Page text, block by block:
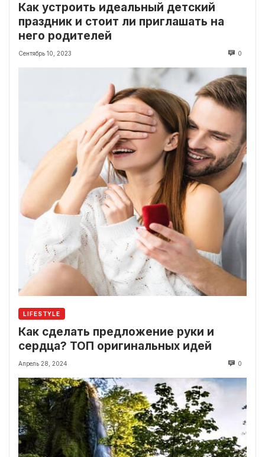
Как устроить идеальный детский
праздник и стоит ли приглашать на
него родителей
Сентябрь 10, 2023 0
LIFESTYLE
Как сделать предложение руки и
сердца? ТОП оригинальных идей
Апрель 28, 2024 0